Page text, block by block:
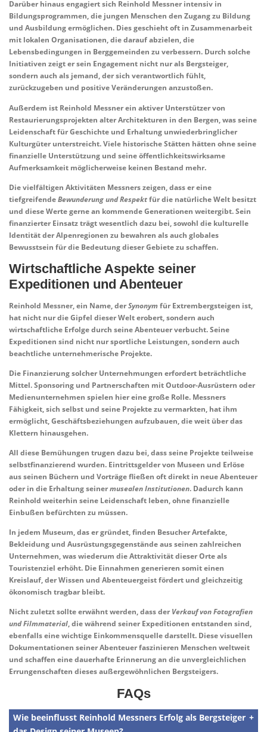
Darüber hinaus engagiert sich Reinhold Messner intensiv in
Bildungsprogrammen, die jungen Menschen den Zugang zu Bildung
und Ausbildungermöglichen. Dies geschieht oft in Zusammenarbeit
mit lokalen Organisationen, die darauf abzielen, die
Lebensbedingungen in Berggemeinden zu verbessern. Durch solche
Initiativen zeigt er sein Engagement nicht nur als Bergsteiger,
sondern auch als jemand, der sich verantwortlich fühlt,
zurückzugeben und positive Veränderungen anzustoßen.
Außerdem ist Reinhold Messner ein aktiver Unterstützer von
Restaurierungsprojekten alter Architekturen in den Bergen, was seine
Leidenschaft für Geschichte und Erhaltung unwiederbringlicher
Kulturgüter unterstreicht. Viele historische Stätten hätten ohne seine
finanzielle Unterstützung und seine öffentlichkeitswirksame
Aufmerksamkeit möglicherweise keinen Bestand mehr.
Die vielfältigen Aktivitäten Messners zeigen, dass er eine
tiefgreifendeBewunderung und Respektfür die natürliche Welt besitzt
und diese Werte gerne an kommende Generationen weitergibt. Sein
finanzierter Einsatz trägt wesentlich dazu bei, sowohl die kulturelle
Identität der Alpenregionen zu bewahren als auch globales
Bewusstsein für die Bedeutung dieser Gebiete zu schaffen.
Wirtschaftliche Aspekte seiner
Expeditionen und Abenteuer
Reinhold Messner, ein Name, derSynonymfür Extrembergsteigen ist,
hat nicht nur die Gipfel dieser Welt erobert, sondern auch
wirtschaftliche Erfolge durch seine Abenteuer verbucht. Seine
Expeditionen sind nicht nur sportliche Leistungen, sondern auch
beachtliche unternehmerische Projekte.
Die Finanzierung solcher Unternehmungen erfordert beträchtliche
Mittel. Sponsoring und Partnerschaften mit Outdoor-Ausrüstern oder
Medienunternehmen spielen hier eine große Rolle. Messners
Fähigkeit, sich selbst und seine Projekte zu vermarkten, hat ihm
ermöglicht, Geschäftsbeziehungen aufzubauen, die weit über das
Klettern hinausgehen.
All diese Bemühungen trugen dazu bei, dass seine Projekte teilweise
selbstfinanzierend wurden. Eintrittsgelder von Museen und Erlöse
aus seinen Büchern und Vorträge fließen oft direkt in neue Abenteuer
oder in die Erhaltung seinermusealen Institutionen. Dadurch kann
Reinhold weiterhin seine Leidenschaft leben, ohne finanzielle
Einbußen befürchten zu müssen.
In jedem Museum, das er gründet, finden Besucher Artefakte,
Bekleidung und Ausrüstungsgegenstände aus seinen zahlreichen
Unternehmen, was wiederum die Attraktivität dieser Orte als
Touristenziel erhöht. Die Einnahmen generieren somit einen
Kreislauf, der Wissen und Abenteuergeist fördert und gleichzeitig
ökonomisch tragbar bleibt.
Nicht zuletzt sollte erwähnt werden, dass der Verkauf von Fotografien
und Filmmaterial, die während seiner Expeditionen entstanden sind,
ebenfalls eine wichtige Einkommensquelle darstellt. Diese visuellen
Dokumentationen seiner Abenteuer faszinieren Menschen weltweit
und schaffen eine dauerhafte Erinnerung an die unvergleichlichen
Errungenschaften dieses außergewöhnlichen Bergsteigers.
FAQs
Wie beeinflusst Reinhold Messners Erfolg als Bergsteiger